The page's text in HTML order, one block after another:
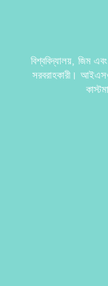
বিশ্ববিদ্যালয়, জিম
সরবরাহকারী।